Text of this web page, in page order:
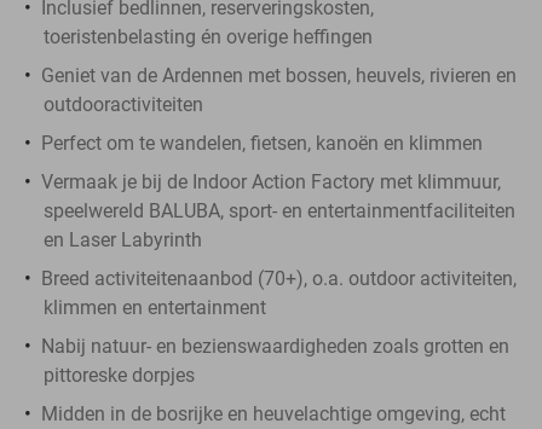
Inclusief bedlinnen, reserveringskosten,
toeristenbelasting én overige heffingen
Geniet van de Ardennen met bossen, heuvels, rivieren en
outdooractiviteiten
Perfect om te wandelen, fietsen, kanoën en klimmen
Vermaak je bij de Indoor Action Factory met klimmuur,
speelwereld BALUBA, sport- en entertainmentfaciliteiten
en Laser Labyrinth
Breed activiteitenaanbod (70+), o.a. outdoor activiteiten,
klimmen en entertainment
Nabij natuur- en bezienswaardigheden zoals grotten en
pittoreske dorpjes
Midden in de bosrijke en heuvelachtige omgeving, echt